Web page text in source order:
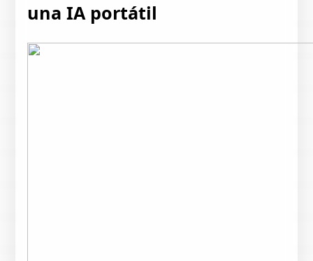
una IA portátil